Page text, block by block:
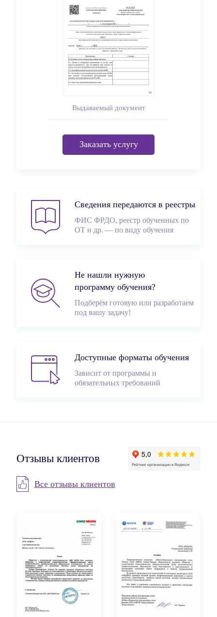
Выдаваемый документ
Заказать услугу
Сведения передаются в реестры
ФИС ФРДО, реестр обученных по
ОТ и др. — по виду обучения
Не нашли нужную
программу обучения?
Подберём готовую или разработаем
под вашу задачу!
Доступные форматы обучения
Зависит от программы и
обязательных требований
Отзывы клиентов
Все отзывы клиентов